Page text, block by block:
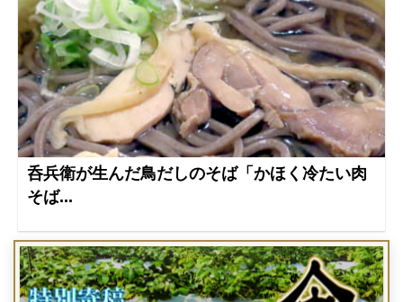
呑兵衛が生んだ鳥だしのそば「かほく冷たい肉
そば...